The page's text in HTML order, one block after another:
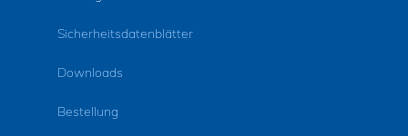
Sicherheitsdatenblätter
Downloads
Bestellung